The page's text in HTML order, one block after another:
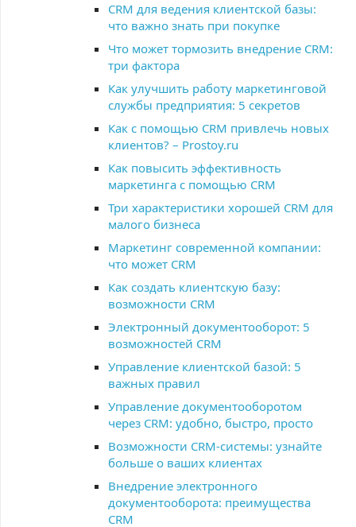
CRM для ведения клиентской базы:
что важно знать при покупке
Что может тормозить внедрение CRM:
три фактора
Как улучшить работу маркетинговой
службы предприятия: 5 секретов
Как с помощью CRM привлечь новых
клиентов? – Prostoy.ru
Как повысить эффективность
маркетинга с помощью CRM
Три характеристики хорошей CRM для
малого бизнеса
Маркетинг современной компании:
что может CRM
Как создать клиентскую базу:
возможности CRM
Электронный документооборот: 5
возможностей CRM
Управление клиентской базой: 5
важных правил
Управление документооборотом
через CRM: удобно, быстро, просто
Возможности CRM-системы: узнайте
больше о ваших клиентах
Внедрение электронного
документооборота: преимущества
CRM